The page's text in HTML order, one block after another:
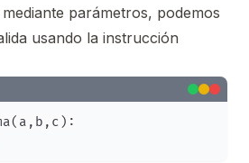
parámetros, podemos
usando la instrucción